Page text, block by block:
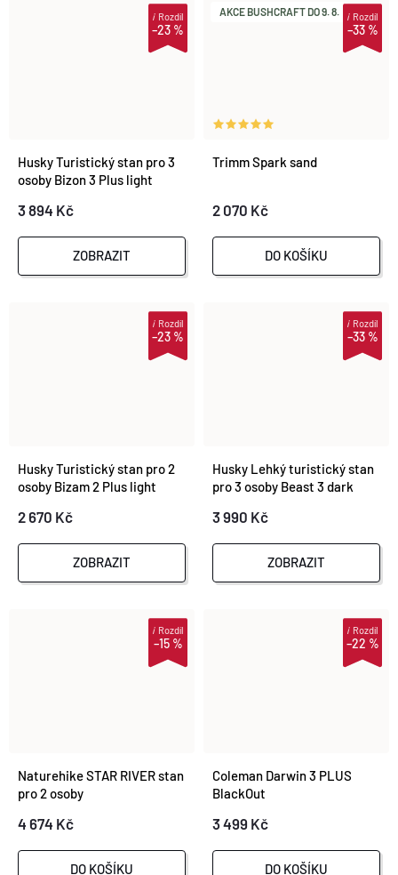
–23 %
iRozdíl
Husky Turistický stan pro 3
osoby Bizon 3 Plus light
3 894 Kč
ZOBRAZIT
AKCE BUSHCRAFT DO 9. 8.
–33 %
iRozdíl
Trimm Spark sand
2 070 Kč
DO KOŠÍKU
–23 %
iRozdíl
Husky Turistický stan pro 2
osoby Bizam 2 Plus light
2 670 Kč
ZOBRAZIT
–33 %
iRozdíl
Husky Lehký turistický stan
pro 3 osoby Beast 3 dark
3 990 Kč
ZOBRAZIT
–15 %
iRozdíl
Naturehike STAR RIVER stan
pro 2 osoby
4 674 Kč
DO KOŠÍKU
–22 %
iRozdíl
Coleman Darwin 3 PLUS
BlackOut
3 499 Kč
DO KOŠÍKU